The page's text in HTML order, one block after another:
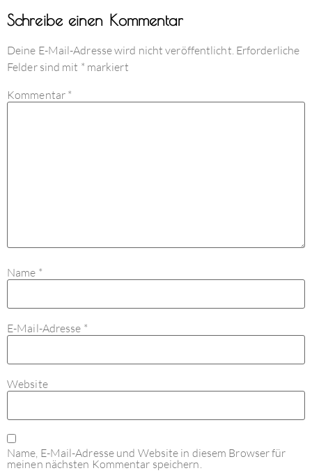
Schreibe einen Kommentar
Deine E-Mail-Adresse wird nicht veröffentlicht. Erforderliche
Felder sind mit * markiert
Kommentar *
Name *
E-Mail-Adresse *
Website
Name, E-Mail-Adresse und Website in diesem Browser für
meinen nächsten Kommentar speichern.